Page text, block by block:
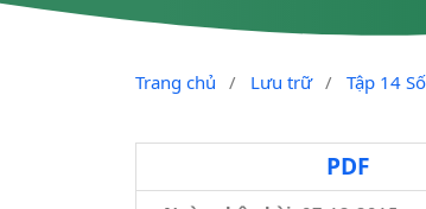
Trang chủ / Lưu trữ / Tập 14
PDF